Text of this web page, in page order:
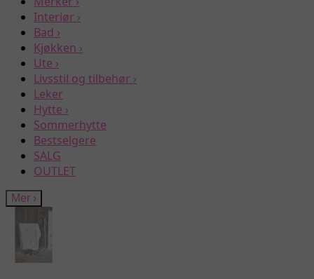
Interiør ›
Bad ›
Kjøkken ›
Ute ›
Livsstil og tilbehør ›
Leker
Hytte ›
Sommerhytte
Bestselgere
SALG
OUTLET
Mer ›